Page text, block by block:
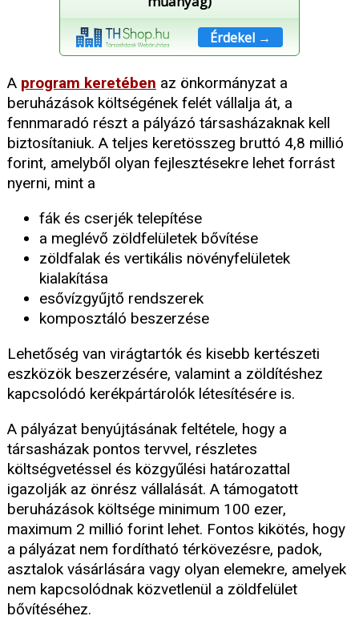
Érdekel →
A program keretében az önkormányzat a
beruházások költségének felét vállalja át, a
fennmaradó részt a pályázó társasházaknak kell
biztosítaniuk. A teljes keretösszeg bruttó 4,8 millió
forint, amelyből olyan fejlesztésekre lehet forrást
nyerni, mint a
fák és cserjék telepítése
a meglévő zöldfelületek bővítése
zöldfalak és vertikális növényfelületek
kialakítása
esővízgyűjtő rendszerek
komposztáló beszerzése
Lehetőség van virágtartók és kisebb kertészeti
eszközök beszerzésére, valamint a zöldítéshez
kapcsolódó kerékpártárolók létesítésére is.
A pályázat benyújtásának feltétele, hogy a
társasházak pontos tervvel, részletes
költségvetéssel és közgyűlési határozattal
igazolják az önrész vállalását. A támogatott
beruházások költsége minimum 100 ezer,
maximum 2 millió forint lehet. Fontos kikötés, hogy
a pályázat nem fordítható térkövezésre, padok,
asztalok vásárlására vagy olyan elemekre, amelyek
nem kapcsolódnak közvetlenül a zöldfelület
bővítéséhez.